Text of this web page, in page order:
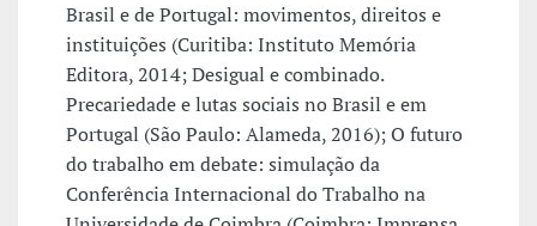
Brasil e de Portugal: movimentos, direitos e
instituições (Curitiba: Instituto Memória
Editora, 2014; Desigual e combinado.
Precariedade e lutas sociais no Brasil e em
Portugal (São Paulo: Alameda, 2016); O futuro
do trabalho em debate: simulação da
Conferência Internacional do Trabalho na